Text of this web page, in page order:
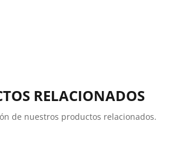
RELACIONADOS
de nuestros productos relacionados.